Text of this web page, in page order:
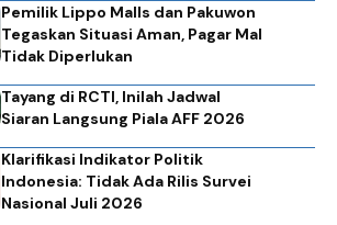
Pemilik Lippo Malls dan Pakuwon
Tegaskan Situasi Aman, Pagar Mal
Tidak Diperlukan
Tayang di RCTI, Inilah Jadwal
Siaran Langsung Piala AFF 2026
Klarifikasi Indikator Politik
Indonesia: Tidak Ada Rilis Survei
Nasional Juli 2026